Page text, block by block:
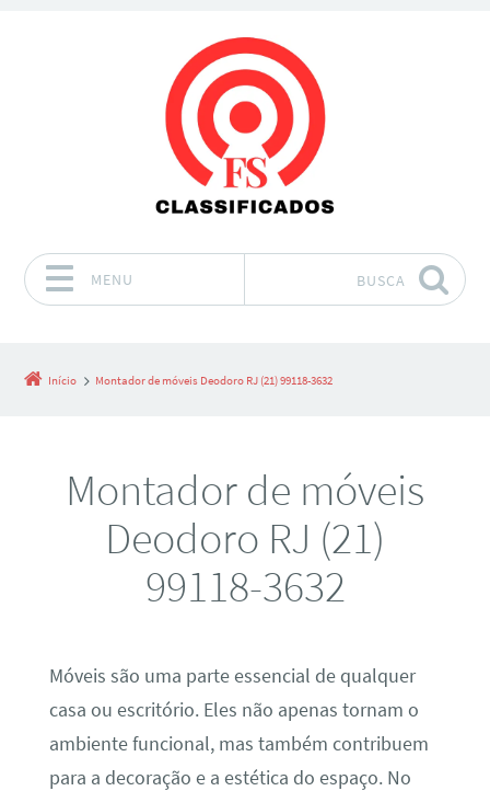
MENU BUSCA
Início Montador de móveis Deodoro RJ (21) 99118-3632
Montador de móveis
Deodoro RJ (21)
99118-3632
Móveis são uma parte essencial de qualquer
casa ou escritório. Eles não apenas tornam o
ambiente funcional, mas também contribuem
para a decoração e a estética do espaço. No